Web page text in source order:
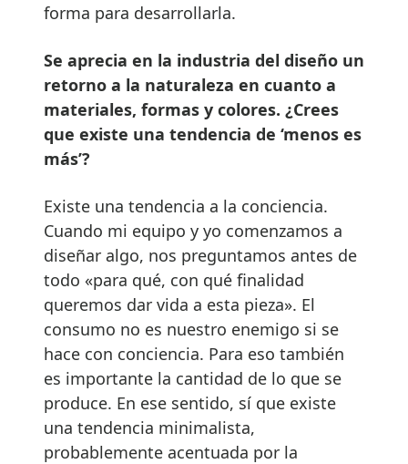
forma para desarrollarla.
Se aprecia en la industria del diseño un
retorno a la naturaleza en cuanto a
materiales, formas y colores. ¿Crees
que existe una tendencia de ‘menos es
más’?
Existe una tendencia a la conciencia.
Cuando mi equipo y yo comenzamos a
diseñar algo, nos preguntamos antes de
todo «para qué, con qué finalidad
queremos dar vida a esta pieza». El
consumo no es nuestro enemigo si se
hace con conciencia. Para eso también
es importante la cantidad de lo que se
produce. En ese sentido, sí que existe
una tendencia minimalista,
probablemente acentuada por la